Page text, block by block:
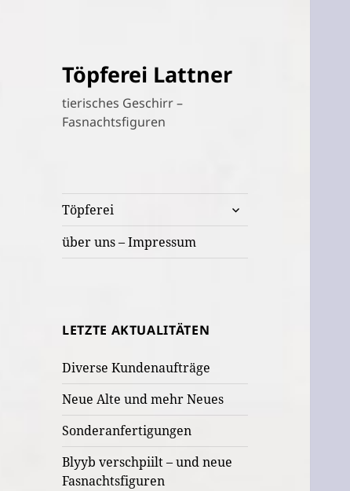
Töpferei Lattner
tierisches Geschirr –
Fasnachtsfiguren
Töpferei
untermenü
öffnen
über uns – Impressum
LETZTE AKTUALITÄTEN
Diverse Kundenaufträge
Neue Alte und mehr Neues
Sonderanfertigungen
Blyyb verschpiilt – und neue
Fasnachtsfiguren